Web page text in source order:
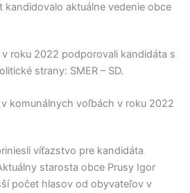
kandidovalo aktuálne vedenie obce
roku 2022 podporovali kandidáta s
strany: SMER – SD.
komunálnych voľbách v roku 2022
víťazstvo pre kandidáta
starosta obce Prusy Igor
počet hlasov od obyvateľov v